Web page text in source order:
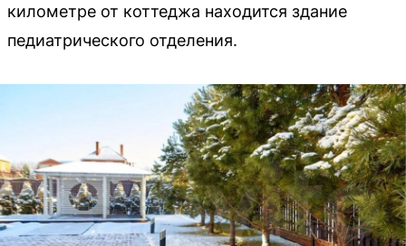
километре от коттеджа находится здание
педиатрического отделения.